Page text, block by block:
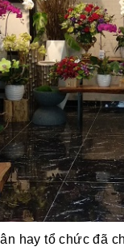
hay tổ chức đã